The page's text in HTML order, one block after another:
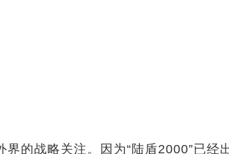
的战略关注。因为“陆盾2000”已